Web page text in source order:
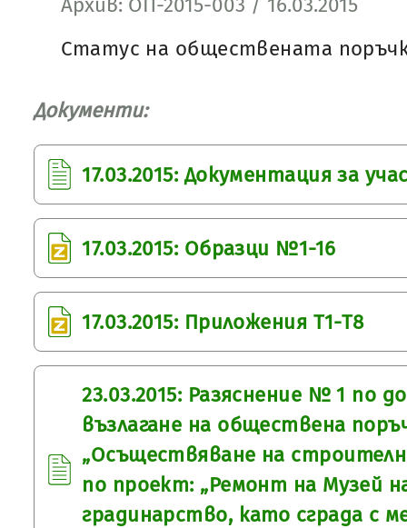
Архив: ОП-2015-003 / 16.03.2015
Статус на обществената
Документи:
17.03.2015: Документация за
17.03.2015: Образци №1-16
17.03.2015: Приложения Т1-Т8
23.03.2015: Разяснение № 1 по
възлагане на обществена
„Осъществяване на
по проект: „Ремонт на Музей
градинарство, като сграда с